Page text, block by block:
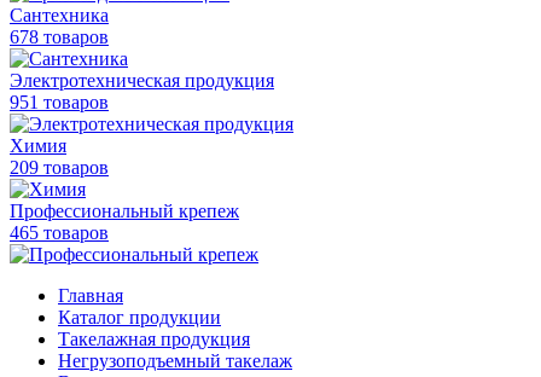
Сантехника
678 товаров
Электротехническая продукция
951 товаров
Химия
209 товаров
Профессиональный крепеж
465 товаров
Главная
Каталог продукции
Такелажная продукция
Негрузоподъемный такелаж